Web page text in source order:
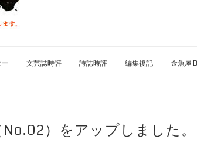
文芸誌時評 詩誌時評 編集後記 金魚屋
）をアップしました。